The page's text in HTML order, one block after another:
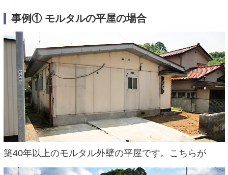
事例① モルタルの平屋の場合
築40年以上のモルタル外壁の平屋です。こちらが